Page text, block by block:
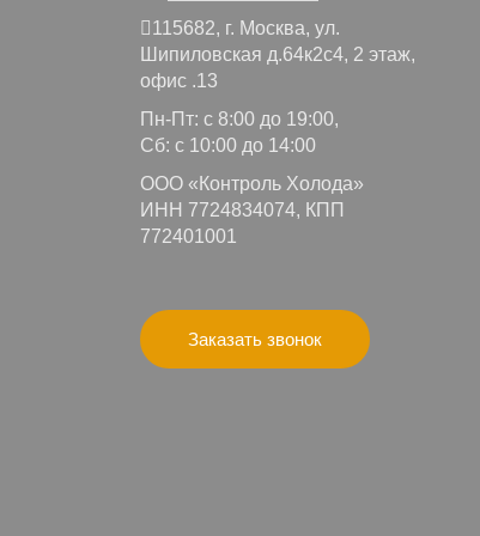
115682, г. Москва, ул.
Шипиловская д.64к2с4, 2 этаж,
офис .13
Пн-Пт: с 8:00 до 19:00,
Сб: с 10:00 до 14:00
ООО «Контроль Холода»
ИНН 7724834074, КПП
772401001
Заказать звонок